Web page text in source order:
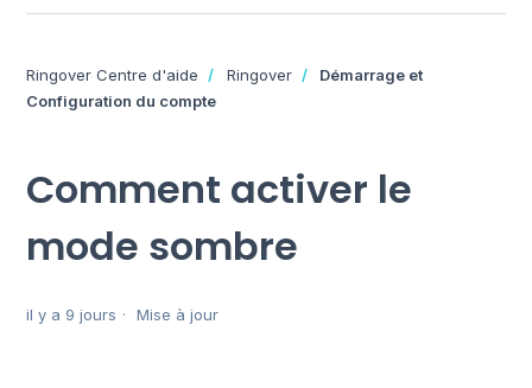
Ringover Centre d'aide Ringover
Démarrage et
Configuration du compte
Comment activer le
mode sombre
il y a 9 jours Mise à jour